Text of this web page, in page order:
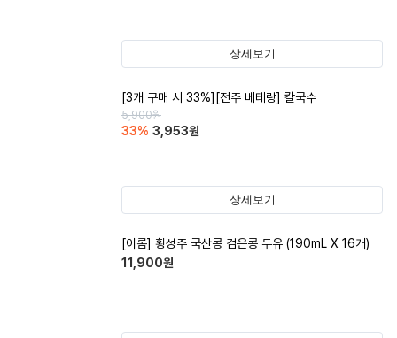
상세보기
[3개 구매 시 33%][전주 베테랑] 칼국수
5,900원
33% 3,953원
상세보기
[이롬] 황성주 국산콩 검은콩 두유 (190mL X 16개)
11,900원